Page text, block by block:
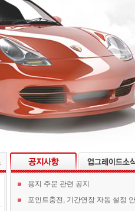
용지 주문 관련 공지
포인트충전, 기간연장 자동 설정